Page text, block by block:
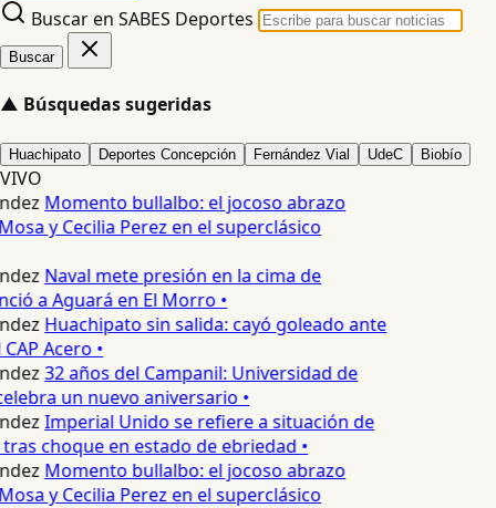
Buscar en SABES Deportes
Buscar
▲ Búsquedas sugeridas
Huachipato Deportes Concepción Fernández Vial UdeC Biobío
VIVO
Momento bullalbo: el jocoso abrazo
y Cecilia Perez en el superclásico
Naval mete presión en la cima de
a Aguará en El Morro •
Huachipato sin salida: cayó goleado ante
Acero •
32 años del Campanil: Universidad de
un nuevo aniversario •
Imperial Unido se refiere a situación de
choque en estado de ebriedad •
Momento bullalbo: el jocoso abrazo
y Cecilia Perez en el superclásico